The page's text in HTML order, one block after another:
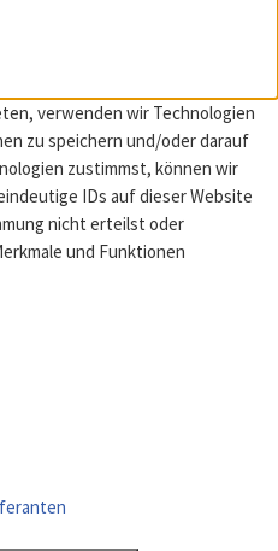
verwenden wir Technologien
zu speichern und/oder darauf
zustimmst, können wir
IDs auf dieser Website
nicht erteilst oder
und Funktionen